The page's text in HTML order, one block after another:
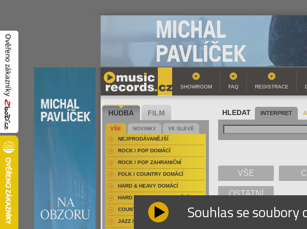
SHOWROOM
FAQ REGISTRACE
HLEDAT INTERPRET
VŠE
OSTATNÍ
G
HUDBA FILM
VŠE NOVINKY
VE SLEVĚ
NEJPRODÁVANĚJŠÍ
ROCK / POP DOMÁCÍ
ROCK / POP ZAHRANIČNÍ
FOLK / COUNTRY DOMÁCÍ
HARD & HEAVY DOMÁCÍ
HARD & HEAVY ZAHRANIČNÍ
COUNTRY
JAZZ / BLUES Souhlas se soubory